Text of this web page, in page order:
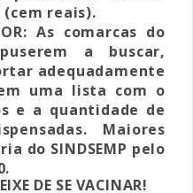
(cem reais).
As comarcas do
a buscar,
adequadamente
uma lista com o
e a quantidade de
Maiores
do SINDSEMP pelo
DE SE VACINAR!